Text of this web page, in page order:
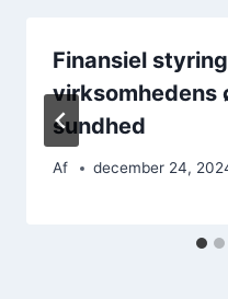
Finansiel
virksomhedens
sundhed
Af december 24,